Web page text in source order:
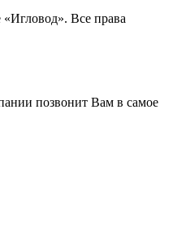
Все права
позвонит Вам в самое